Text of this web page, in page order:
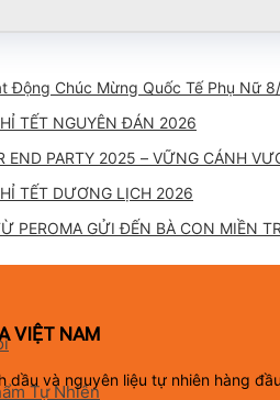
Tự Nhiên
Động Chúc Mừng Quốc Tế Phụ Nữ
TẾT NGUYÊN ĐÁN 2026
END PARTY 2025 – VỮNG CÁNH
TẾT DƯƠNG LỊCH 2026
PEROMA GỬI ĐẾN BÀ CON MIỀN
VIỆT NAM
dầu và nguyên liệu tự nhiên hàng